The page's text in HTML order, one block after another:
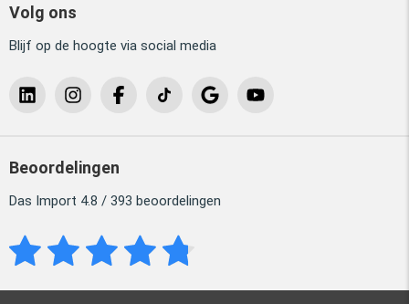
Volg ons
Blijf op de hoogte via social media
Beoordelingen
Das Import 4.8 / 393 beoordelingen